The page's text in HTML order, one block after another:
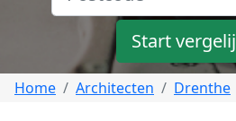
Start
Home Architecten Drenthe